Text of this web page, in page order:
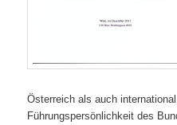
Österreich als auch
Führungspersönlichkeit des